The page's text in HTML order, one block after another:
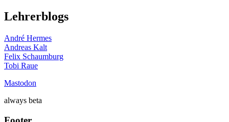
Lehrerblogs
André Hermes
Andreas Kalt
Felix Schaumburg
Tobi Raue
Mastodon
always beta